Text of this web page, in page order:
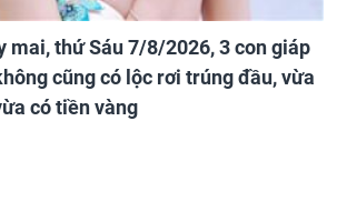
mai, thứ Sáu 7/8/2026, 3 con giáp
cũng có lộc rơi trúng đầu, vừa
có tiền vàng